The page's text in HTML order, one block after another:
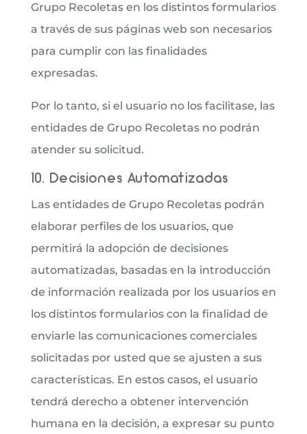
Grupo Recoletas en los distintos formularios
a través de sus páginas web son necesarios
para cumplir con las finalidades
expresadas.
Por lo tanto, si el usuario no los facilitase, las
entidades de Grupo Recoletas no podrán
atender su solicitud.
10. Decisiones Automatizadas
Las entidades de Grupo Recoletas podrán
elaborar perfiles de los usuarios, que
permitirá la adopción de decisiones
automatizadas, basadas en la introducción
de información realizada por los usuarios en
los distintos formularios con la finalidad de
enviarle las comunicaciones comerciales
solicitadas por usted que se ajusten a sus
características. En estos casos, el usuario
tendrá derecho a obtener intervención
humana en la decisión, a expresar su punto